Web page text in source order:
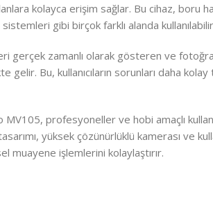
kolayca erişim sağlar. Bu cihaz, boru
sistemleri gibi birçok farklı alanda
gerçek zamanlı olarak gösteren ve
gelir. Bu, kullanıcıların sorunları daha
MV105, profesyoneller ve hobi amaçlı
yüksek çözünürlüklü kamerası ve
muayene işlemlerini kolaylaştırır.